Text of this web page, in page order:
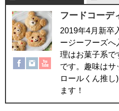
フードコーデ
2019年4月新卒
ージーフーズへ
理はお菓子系で
です。趣味はサ
ロールくん推
ます！